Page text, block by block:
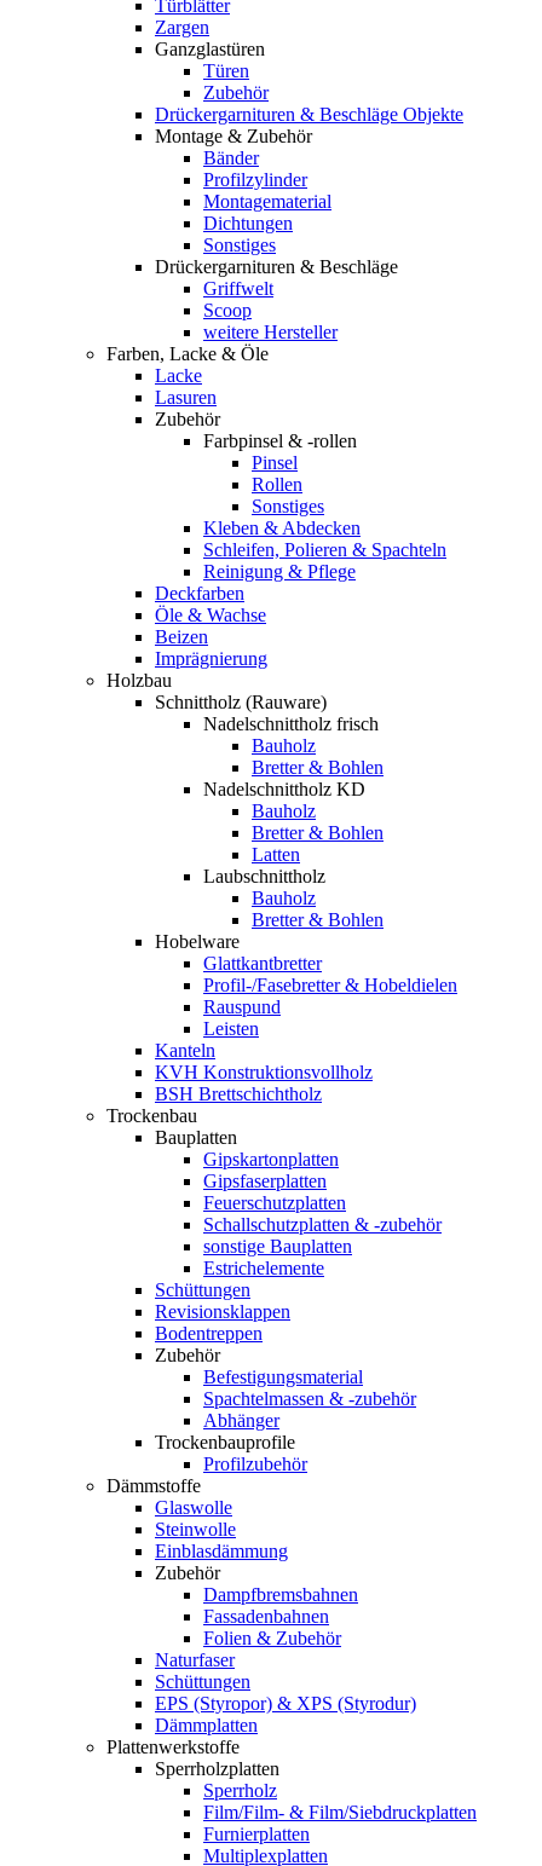
Türblätter
Zargen
Ganzglastüren
Türen
Zubehör
Drückergarnituren & Beschläge Objekte
Montage & Zubehör
Bänder
Profilzylinder
Montagematerial
Dichtungen
Sonstiges
Drückergarnituren & Beschläge
Griffwelt
Scoop
weitere Hersteller
Farben, Lacke & Öle
Lacke
Lasuren
Zubehör
Farbpinsel & -rollen
Pinsel
Rollen
Sonstiges
Kleben & Abdecken
Schleifen, Polieren & Spachteln
Reinigung & Pflege
Deckfarben
Öle & Wachse
Beizen
Imprägnierung
Holzbau
Schnittholz (Rauware)
Nadelschnittholz frisch
Bauholz
Bretter & Bohlen
Nadelschnittholz KD
Bauholz
Bretter & Bohlen
Latten
Laubschnittholz
Bauholz
Bretter & Bohlen
Hobelware
Glattkantbretter
Profil-/Fasebretter & Hobeldielen
Rauspund
Leisten
Kanteln
KVH Konstruktionsvollholz
BSH Brettschichtholz
Trockenbau
Bauplatten
Gipskartonplatten
Gipsfaserplatten
Feuerschutzplatten
Schallschutzplatten & -zubehör
sonstige Bauplatten
Estrichelemente
Schüttungen
Revisionsklappen
Bodentreppen
Zubehör
Befestigungsmaterial
Spachtelmassen & -zubehör
Abhänger
Trockenbauprofile
Profilzubehör
Dämmstoffe
Glaswolle
Steinwolle
Einblasdämmung
Zubehör
Dampfbremsbahnen
Fassadenbahnen
Folien & Zubehör
Naturfaser
Schüttungen
EPS (Styropor) & XPS (Styrodur)
Dämmplatten
Plattenwerkstoffe
Sperrholzplatten
Sperrholz
Film/Film- & Film/Siebdruckplatten
Furnierplatten
Multiplexplatten